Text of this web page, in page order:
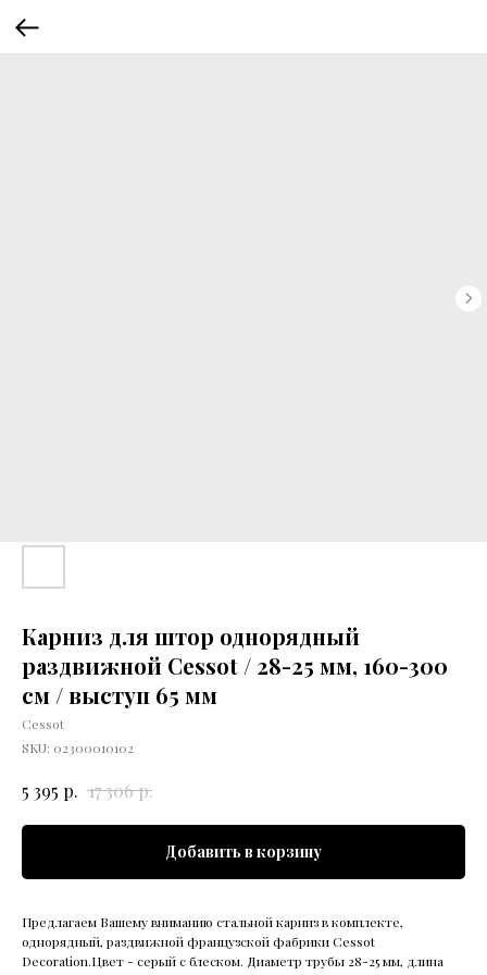
Карниз для штор однорядный
раздвижной Cessot / 28-25 мм, 160-300
см / выступ 65 мм
Cessot
SKU: 02300010102
5 395 р. 17 306р.
Добавить в корзину
Предлагаем Вашему вниманию стальной карниз в комплекте,
однорядный, раздвижной французской фабрики Cessot
Decoration.Цвет - серый с блеском. Диаметр трубы 28-25 мм, длина